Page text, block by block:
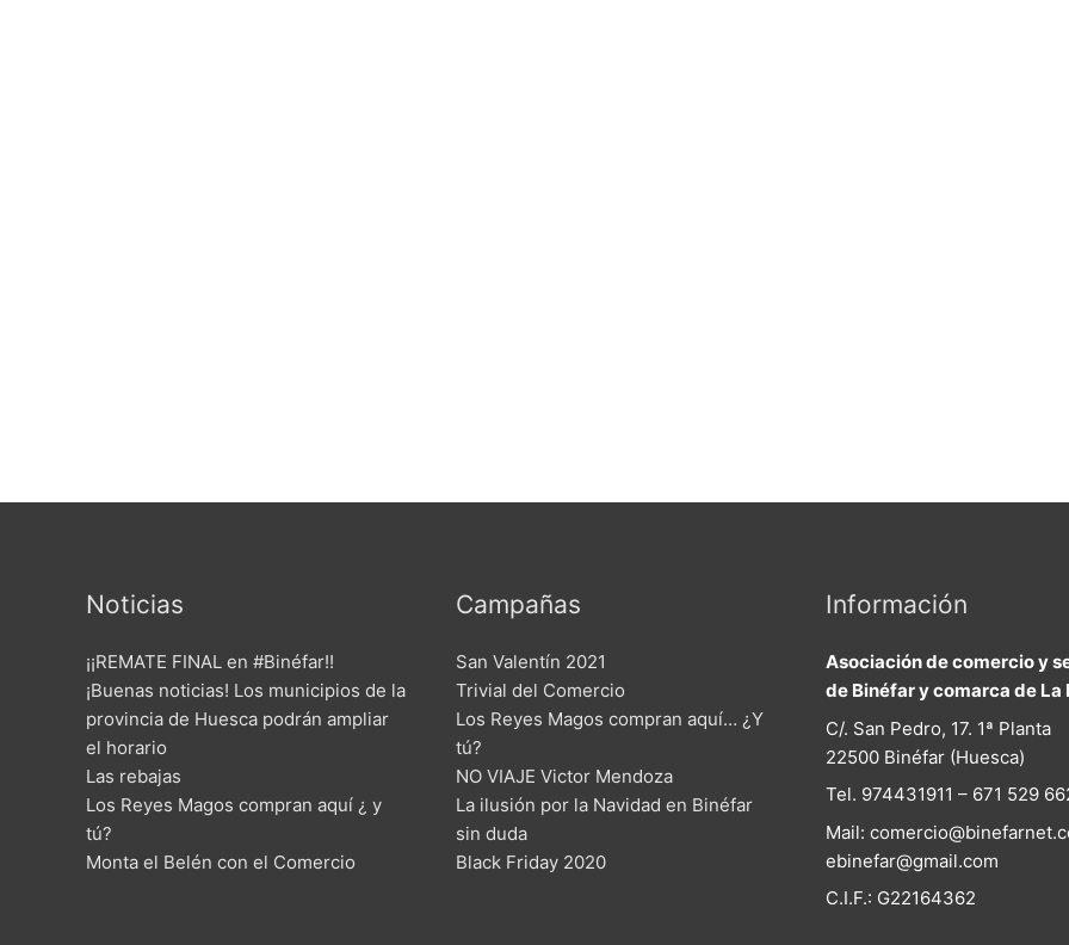
Noticias
¡¡REMATE FINAL en #Binéfar!!
¡Buenas noticias! Los municipios de la
provincia de Huesca podrán ampliar
el horario
Las rebajas
Los Reyes Magos compran aquí ¿ y
tú?
Monta el Belén con el Comercio
Campañas
San Valentín 2021
Trivial del Comercio
Los Reyes Magos compran aquí… ¿Y
tú?
NO VIAJE Victor Mendoza
La ilusión por la Navidad en Binéfar
sin duda
Black Friday 2020
Información
Asociación de comercio y
de Binéfar y comarca de La
C/. San Pedro, 17. 1ª Planta
22500 Binéfar (Huesca)
Tel. 974431911 – 671 529
Mail:
ebinefar@gmail.com
C.I.F.: G22164362